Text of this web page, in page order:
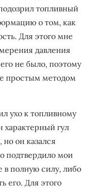
топливный
о том, как
Для этого мне
давления
не было, поэтому
простым методом
ухо к топливному
гул
он казался
подтвердило мои
в полную силу, либо
его. Для этого